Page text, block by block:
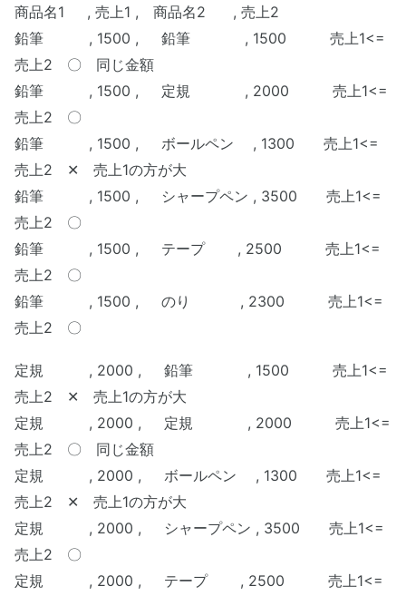
商品名1 , 売上1 , 商品名2 , 売上2
鉛筆 , 1500 , 鉛筆 , 1500 売上1<=
売上2 〇 同じ金額
鉛筆 , 1500 , 定規 , 2000 売上1<=
売上2 〇
鉛筆 , 1500 , ボールペン , 1300 売上1<=
売上2 ✕ 売上1の方が大
鉛筆 , 1500 , シャープペン , 3500 売上1<=
売上2 〇
鉛筆 , 1500 , テープ , 2500 売上1<=
売上2 〇
鉛筆 , 1500 , のり , 2300 売上1<=
売上2 〇
定規 , 2000 , 鉛筆 , 1500 売上1<=
売上2 ✕ 売上1の方が大
定規 , 2000 , 定規 , 2000 売上1<=
売上2 〇 同じ金額
定規 , 2000 , ボールペン , 1300 売上1<=
売上2 ✕ 売上1の方が大
定規 , 2000 , シャープペン , 3500 売上1<=
売上2 〇
定規 , 2000 , テープ , 2500 売上1<=